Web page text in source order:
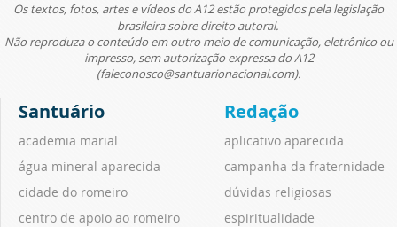
Os textos, fotos, artes e vídeos do A12 estão protegidos pela legislação
brasileira sobre direito autoral.
Não reproduza o conteúdo em outro meio de comunicação, eletrônico ou
impresso, sem autorização expressa do A12
(faleconosco@santuarionacional.com).
Santuário
academia marial
água mineral aparecida
cidade do romeiro
centro de apoio ao romeiro
Redação
aplicativo aparecida
campanha da fraternidade
dúvidas religiosas
espiritualidade